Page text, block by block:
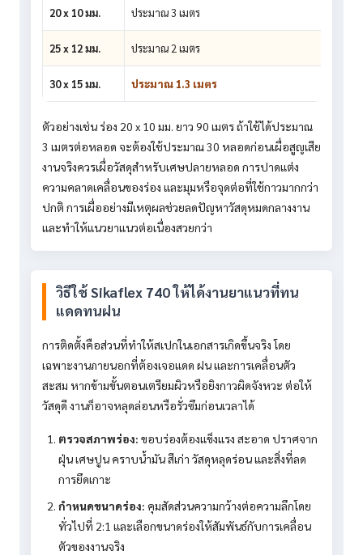
20 x 10 มม. ประมาณ 3 เมตร
25 x 12 มม. ประมาณ 2 เมตร
30 x 15 มม. ประมาณ 1.3 เมตร
ตัวอย่างเช่น ร่อง 20 x 10 มม. ยาว 90 เมตร ถ้าใช้ได้ประมาณ
3 เมตรต่อหลอด จะต้องใช้ประมาณ 30 หลอดก่อนเผื่อสูญเสีย
งานจริงควรเผื่อวัสดุสำหรับเศษปลายหลอด การปาดแต่ง
ความคลาดเคลื่อนของร่อง และมุมหรือจุดต่อที่ใช้กาวมากกว่า
ปกติ การเผื่ออย่างมีเหตุผลช่วยลดปัญหาวัสดุหมดกลางงาน
และทำให้แนวยาแนวต่อเนื่องสวยกว่า
วิธีใช้ Sikaflex 740 ให้ได้งานยาแนวที่ทน
แดดทนฝน
การติดตั้งคือส่วนที่ทำให้สเปกในเอกสารเกิดขึ้นจริง โดย
เฉพาะงานภายนอกที่ต้องเจอแดด ฝน และการเคลื่อนตัว
สะสม หากข้ามขั้นตอนเตรียมผิวหรือยิงกาวผิดจังหวะ ต่อให้
วัสดุดี งานก็อาจหลุดล่อนหรือรั่วซึมก่อนเวลาได้
ตรวจสภาพร่อง: ขอบร่องต้องแข็งแรง สะอาด ปราศจาก
ฝุ่น เศษปูน คราบน้ำมัน สีเก่า วัสดุหลุดร่อน และสิ่งที่ลด
การยึดเกาะ
กำหนดขนาดร่อง: คุมสัดส่วนความกว้างต่อความลึกโดย
ทั่วไปที่ 2:1 และเลือกขนาดร่องให้สัมพันธ์กับการเคลื่อน
ตัวของงานจริง